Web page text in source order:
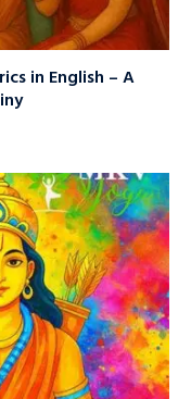
in English – A